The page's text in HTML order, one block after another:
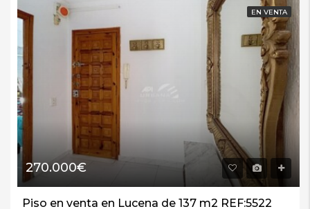
EN VENTA
270.000€
Piso en venta en Lucena de 137 m2 REF:5522